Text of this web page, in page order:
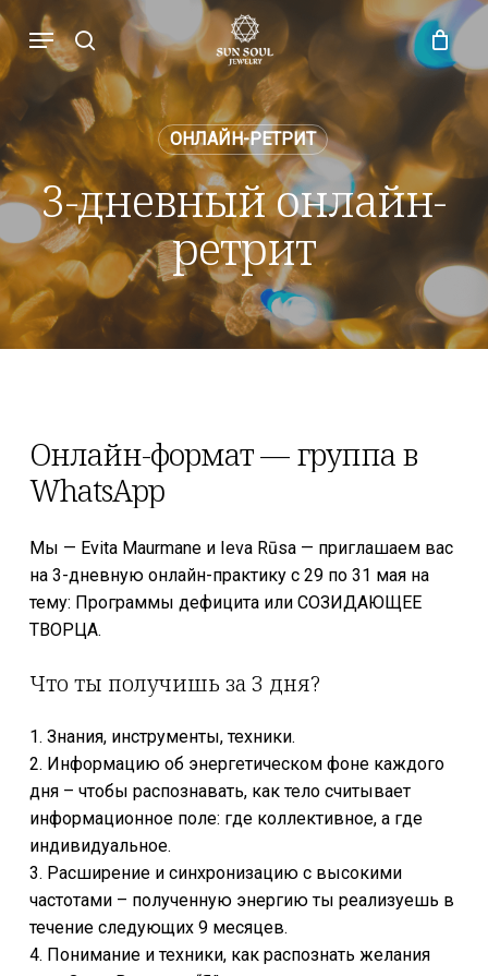
Skip
main
content
search
Menu
ОНЛАЙН-РЕТРИТ
3-дневный онлайн-
ретрит
Онлайн-формат—группав
WhatsApp
Мы — Evita Maurmane и Ieva Rūsa — приглашаем вас
на 3-дневную онлайн-практику с 29 по 31 мая на
тему: Программы дефицита или СОЗИДАЮЩЕЕ
ТВОРЦА.
Что ты получишь за 3 дня?
1. Знания, инструменты, техники.
2. Информацию об энергетическом фоне каждого
дня – чтобы распознавать, как тело считывает
информационное поле: где коллективное, а где
индивидуальное.
3. Расширение и синхронизацию с высокими
частотами – полученную энергию ты реализуешь в
течение следующих 9 месяцев.
4. Понимание и техники, как распознать желания